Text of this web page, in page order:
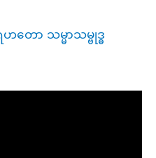
ော သမ္မာသမ္ဗုဒ္ဓ